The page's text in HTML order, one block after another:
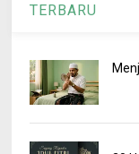
TERBARU